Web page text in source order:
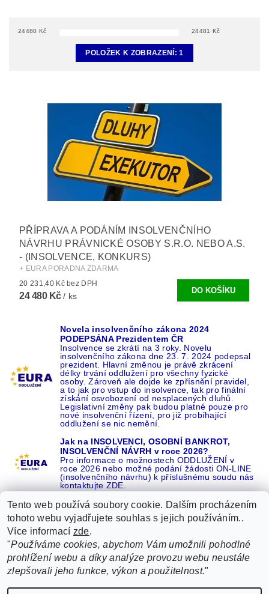
24480 Kč 24481 Kč
POLOŽEK K ZOBRAZENÍ:1
PŘÍPRAVA A PODÁNÍM INSOLVENČNÍHO
NÁVRHU PRÁVNICKÉ OSOBY S.R.O. NEBO A.S.
- (INSOLVENCE, KONKURS)
+ EURA PORADNA ZDARMA
20 231,40 Kč bez DPH
24 480 Kč/ ks
Novela insolvenčního zákona 2024
PODEPSÁNA Prezidentem ČR
Insolvence se zkrátí na 3 roky. Novelu
insolvenčního zákona dne 23. 7. 2024 podepsal
prezident. Hlavní změnou je právě zkrácení
délky trvání oddlužení pro všechny fyzické
osoby. Zároveň ale dojde ke zpřísnění pravidel,
a to jak pro vstup do insolvence, tak pro finální
získání osvobození od nesplacených dluhů.
Legislativní změny pak budou platné pouze pro
nové insolvenční řízení, pro již probíhající
oddlužení se nic nemění.
Jak na INSOLVENCI, OSOBNÍ BANKROT,
INSOLVENČNÍ NÁVRH v roce 2026?
Pro informace o možnostech ODDLUŽENÍ v
roce 2026 nebo možné podání žádosti ON-LINE
(insolvenčního návrhu) k příslušnému soudu nás
kontaktujte ZDE.
Recenze o NÁS na GOOGLE | 16 let REFERENCÍ v celé ČR |
Recenze o NÁS na SEZNAMU |
ŽÁDEJTE život BEZ DLUHŮ nebo EXEKUCÍ ZDE
Tento web používá soubory cookie. Dalším procházením
tohoto webu vyjadřujete souhlas s jejich používáním..
Více informací zde.
"Používáme cookies, abychom Vám umožnili pohodlné
prohlížení webu a díky analýze provozu webu neustále
zlepšovali jeho funkce, výkon a použitelnost."